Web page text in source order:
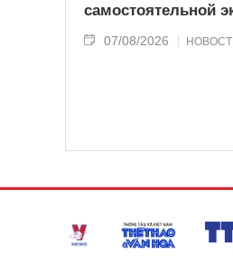
самостоятельной
07/08/2026